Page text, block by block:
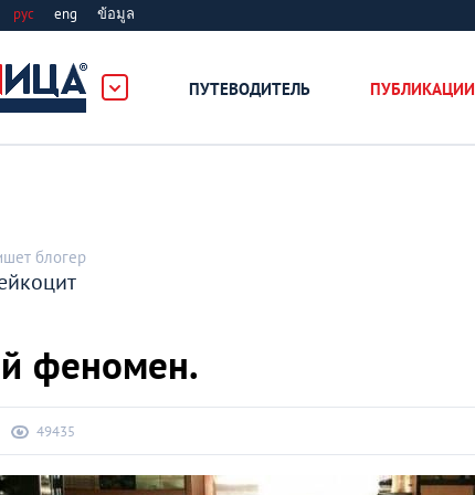
рус eng ข้อมูล
ПУТЕВОДИТЕЛЬ ПУБЛИКАЦИИ
Астана
блогер
феномен.
49435